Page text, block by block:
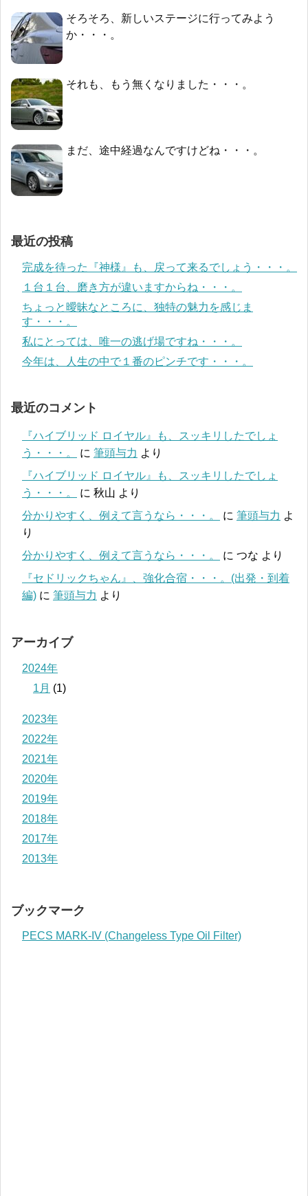
そろそろ、新しいステージに行ってみよう
か・・・。
それも、もう無くなりました・・・。
まだ、途中経過なんですけどね・・・。
最近の投稿
完成を待った『神様』も、戻って来るでしょう・・・。
１台１台、磨き方が違いますからね・・・。
ちょっと曖昧なところに、独特の魅力を感じま
す・・・。
私にとっては、唯一の逃げ場ですね・・・。
今年は、人生の中で１番のピンチです・・・。
最近のコメント
『ハイブリッド ロイヤル』も、スッキリしたでしょ
う・・・。
に 筆頭与力 より
『ハイブリッド ロイヤル』も、スッキリしたでしょ
う・・・。
に 秋山 より
分かりやすく、例えて言うなら・・・。
に 筆頭与力 よ
り
分かりやすく、例えて言うなら・・・。
に つな より
『セドリックちゃん』、強化合宿・・・。(出発・到着
編) に 筆頭与力 より
アーカイブ
2024年
1月 (1)
2023年
2022年
2021年
2020年
2019年
2018年
2017年
2013年
ブックマーク
PECS MARK-IV (Changeless Type Oil Filter)